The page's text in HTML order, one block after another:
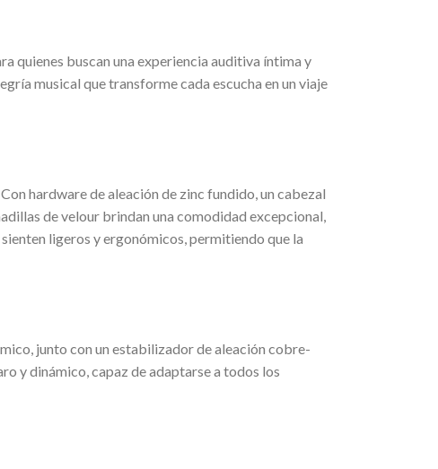
quienes buscan una experiencia auditiva íntima y
musical que transforme cada escucha en un viaje
hardware de aleación de zinc fundido, un cabezal
de velour brindan una comodidad excepcional,
ligeros y ergonómicos, permitiendo que la
junto con un estabilizador de aleación cobre-
y dinámico, capaz de adaptarse a todos los